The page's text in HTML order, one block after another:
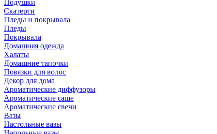
Подушки
Скатерти
Пледы и покрывала
Пледы
Покрывала
Домашняя одежда
Халаты
Домашние тапочки
Повязки для волос
Декор для дома
Ароматические диффузоры
Ароматические саше
Ароматические свечи
Вазы
Настольные вазы